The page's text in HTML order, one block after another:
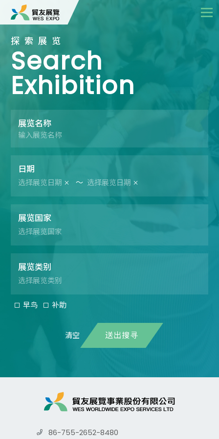
探索展览
Search
Exhibition
展览名称
日期
～
展览国家
展览类别
早鸟 补助
送出搜寻
86-755-2652-8480